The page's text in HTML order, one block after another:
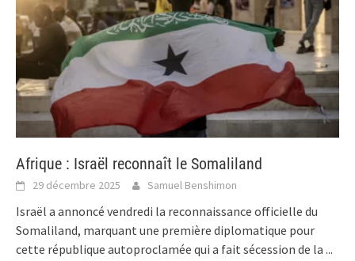
Afrique : Israël reconnaît le Somaliland
29 décembre 2025 Samuel Benshimon
Israël a annoncé vendredi la reconnaissance officielle du
Somaliland, marquant une première diplomatique pour
cette république autoproclamée qui a fait sécession de la ...